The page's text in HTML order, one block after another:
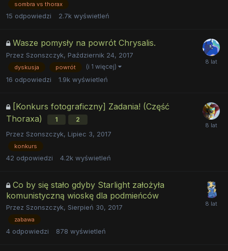
sombra vs thorax
15 odpowiedzi 2.7k wyświetleń
Wasze pomysły na powrót Chrysalis.
Przez Szonszczyk, Październik 24, 2017
dyskusja powrót (i 1 więcej)
16 odpowiedzi 1.9k wyświetleń
[Konkurs fotograficzny] Zadania! (Część
Thoraxa)
1 2
Przez Szonszczyk, Lipiec 3, 2017
konkurs
42 odpowiedzi 4.2k wyświetleń
Co by się stało gdyby Starlight założyła
komunistyczną wioskę dla podmieńców
Przez Szonszczyk, Sierpień 30, 2017
zabawa
4 odpowiedzi 878 wyświetleń